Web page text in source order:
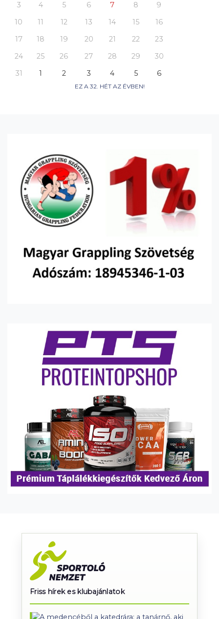
3
4 5 6 7 8
9
10
11 12 13 14 15
16
17
18 19 20 21 22
23
24
25 26 27 28 29
30
31
1 2 3 4 5 6
EZ A 32. HÉT AZ ÉVBEN!
Friss hírek es klubajánlatok